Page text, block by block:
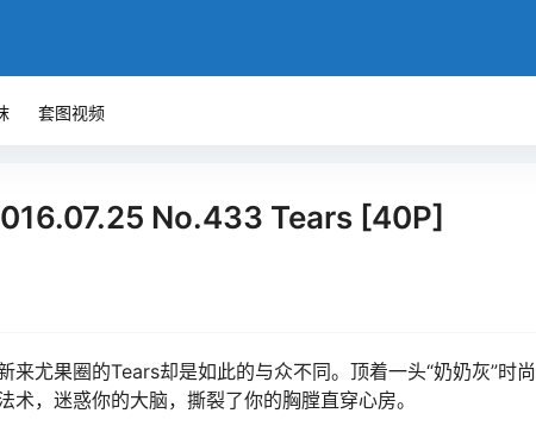
套图视频
No.433 Tears [40P]
尤果圈的Tears却是如此的与众不同。顶着一头“奶奶灰”时尚
，迷惑你的大脑，撕裂了你的胸膛直穿心房。